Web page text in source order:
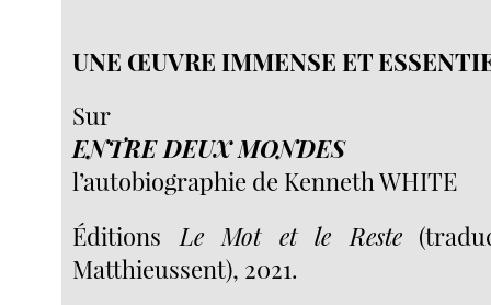
UNE ŒUVRE IMMENSE ET
Sur
ENTRE DEUX MONDES
l’autobiographie de Kenneth WHITE
Éditions Le Mot et le Reste
Matthieussent), 2021.